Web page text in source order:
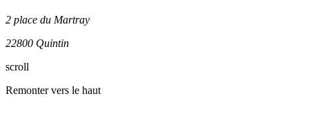
2 place du Martray
22800 Quintin
scroll
Remonter vers le haut